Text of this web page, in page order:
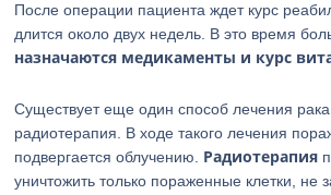
После операции пациента ждет курс
длится около двух недель. В это время
назначаются медикаменты и курс
Существует еще один способ лечения
радиотерапия. В ходе такого лечения
подвергается облучению. Радиотерапия
уничтожить только пораженные клетки, не